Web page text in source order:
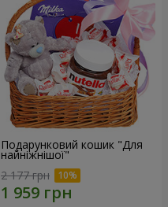
Подарунковий кошик "Для
найніжнішої"
2 177 грн